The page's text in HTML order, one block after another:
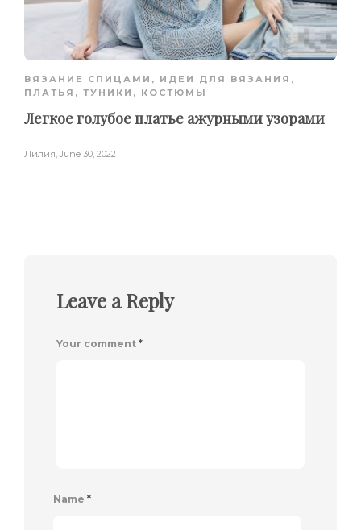
ВЯЗАНИЕ СПИЦАМИ , ИДЕИ ДЛЯ ВЯЗАНИЯ ,
ПЛАТЬЯ, ТУНИКИ, КОСТЮМЫ
Легкое голубое платье ажурными узорами
Лилия June 30, 2022
Leave a Reply
Your comment *
Name *